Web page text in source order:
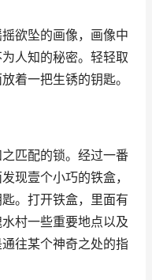
欲坠的画像，画像中
人知的秘密。轻轻取
着一把生锈的钥匙。
匹配的锁。经过一番
现壹个小巧的铁盒，
。打开铁盒，里面有
村一些重要地点以及
往某个神奇之处的指